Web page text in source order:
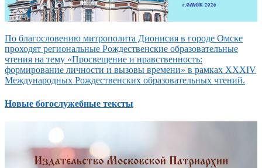
По благословению митрополита Дионисия в городе Омске
проходят региональные Рождественские образовательные
чтения на тему «Просвещение и нравственность:
формирование личности и вызовы времени» в рамках XXXIV
Международных Рождественских образовательных чтений.
Новые богослужебные тексты